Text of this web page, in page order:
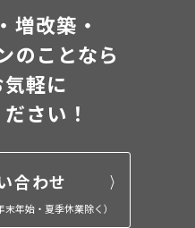
増改築・
のことなら
軽に
さい！
合わせ
年始・夏季休業除く）